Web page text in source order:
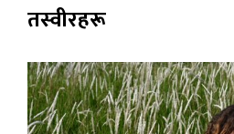
तस्वीरहरू